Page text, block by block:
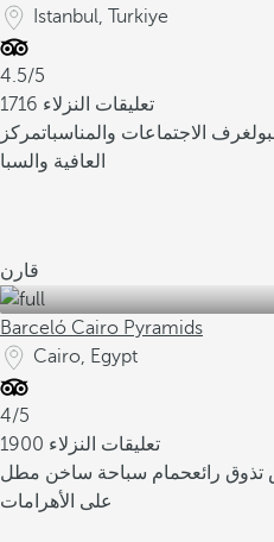
Istanbul, Turkiye
4.5/5
1716 تعليقات النزلاء
غرف الاجتماعات والمناسباتمركز
العافية والسبا
قارن
Barceló Cairo Pyramids
Cairo, Egypt
4/5
1900 تعليقات النزلاء
رائعحمام سباحة ساخن مطل
على الأهرامات